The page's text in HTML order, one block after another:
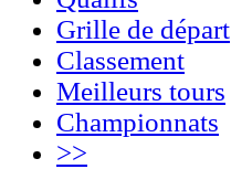
Grille de départ
Classement
Meilleurs tours
Championnats
>>